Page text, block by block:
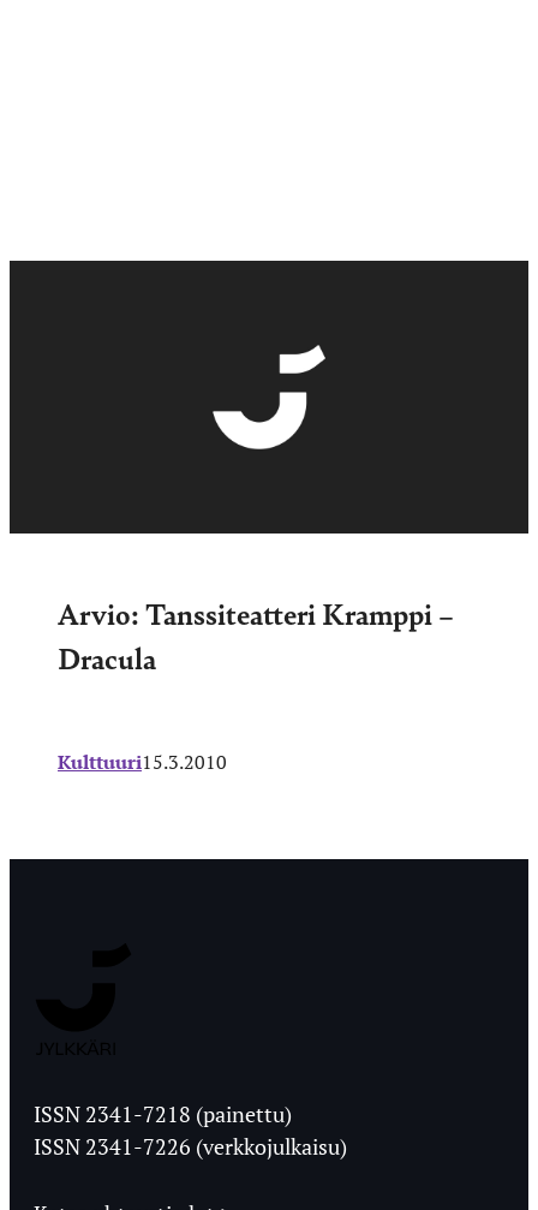
Arvio: Tanssiteatteri Kramppi –
Dracula
Kulttuuri15.3.2010
Ylioppilaslehti
ISSN 2341-7218 (painettu)
ISSN 2341-7226 (verkkojulkaisu)